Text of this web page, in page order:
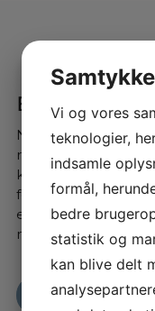
Bliv klogere på
Når du køber el-
rette ladeløsning.
kan være en jungle
førstegangskøber.
en løsning, der
med tre pålidelige
Læs mere her
Vi og vores
teknologier,
indsamle
formål,
bedre
statistik og
kan blive delt